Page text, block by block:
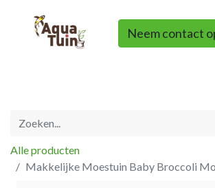
Neem contact
Alle producten
Makkelijke Moestuin Baby Broccoli